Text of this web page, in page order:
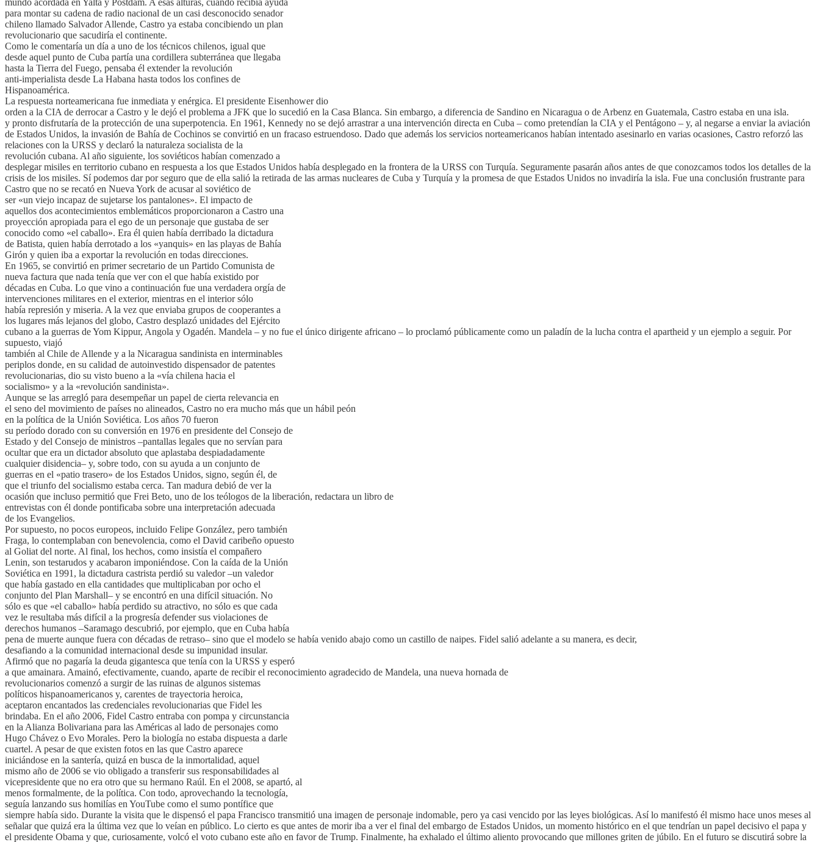
para montar su cadena de radio nacional de un casi desconocido senador
chileno llamado Salvador Allende, Castro ya estaba concibiendo un plan
revolucionario que sacudiría el continente.
Como le comentaría un día a uno de los técnicos chilenos, igual que
desde aquel punto de Cuba partía una cordillera subterránea que llegaba
hasta la Tierra del Fuego, pensaba él extender la revolución
anti-imperialista desde La Habana hasta todos los confines de
Hispanoamérica.
La respuesta norteamericana fue inmediata y enérgica. El presidente Eisenhower dio
orden a la CIA de derrocar a Castro y le dejó el problema a JFK que lo sucedió en la Casa Blanca. Sin embargo, a diferencia de Sandino en Nicaragua o de Arbenz en Guatemala, Castro estaba en una isla.
y pronto disfrutaría de la protección de una superpotencia. En 1961, Kennedy no se dejó arrastrar a una intervención directa en Cuba – como pretendían la CIA y el Pentágono – y, al negarse a enviar la aviación
de Estados Unidos, la invasión de Bahía de Cochinos se convirtió en un fracaso estruendoso. Dado que además los servicios norteamericanos habían intentado asesinarlo en varias ocasiones, Castro reforzó las
relaciones con la URSS y declaró la naturaleza socialista de la
revolución cubana. Al año siguiente, los soviéticos habían comenzado a
desplegar misiles en territorio cubano en respuesta a los que Estados Unidos había desplegado en la frontera de la URSS con Turquía. Seguramente pasarán años antes de que conozcamos todos los detalles de la
crisis de los misiles. Sí podemos dar por seguro que de ella salió la retirada de las armas nucleares de Cuba y Turquía y la promesa de que Estados Unidos no invadiría la isla. Fue una conclusión frustrante para
Castro que no se recató en Nueva York de acusar al soviético de
ser «un viejo incapaz de sujetarse los pantalones». El impacto de
aquellos dos acontecimientos emblemáticos proporcionaron a Castro una
proyección apropiada para el ego de un personaje que gustaba de ser
conocido como «el caballo». Era él quien había derribado la dictadura
de Batista, quien había derrotado a los «yanquis» en las playas de Bahía
Girón y quien iba a exportar la revolución en todas direcciones.
En 1965, se convirtió en primer secretario de un Partido Comunista de
nueva factura que nada tenía que ver con el que había existido por
décadas en Cuba. Lo que vino a continuación fue una verdadera orgía de
intervenciones militares en el exterior, mientras en el interior sólo
había represión y miseria. A la vez que enviaba grupos de cooperantes a
los lugares más lejanos del globo, Castro desplazó unidades del Ejército
cubano a la guerras de Yom Kippur, Angola y Ogadén. Mandela – y no fue el único dirigente africano – lo proclamó públicamente como un paladín de la lucha contra el apartheid y un ejemplo a seguir. Por
supuesto, viajó
también al Chile de Allende y a la Nicaragua sandinista en interminables
periplos donde, en su calidad de autoinvestido dispensador de patentes
revolucionarias, dio su visto bueno a la «vía chilena hacia el
socialismo» y a la «revolución sandinista».
Aunque se las arregló para desempeñar un papel de cierta relevancia en
el seno del movimiento de países no alineados, Castro no era mucho más que un hábil peón
en la política de la Unión Soviética. Los años 70 fueron
su período dorado con su conversión en 1976 en presidente del Consejo de
Estado y del Consejo de ministros –pantallas legales que no servían para
ocultar que era un dictador absoluto que aplastaba despiadadamente
cualquier disidencia– y, sobre todo, con su ayuda a un conjunto de
guerras en el «patio trasero» de los Estados Unidos, signo, según él, de
que el triunfo del socialismo estaba cerca. Tan madura debió de ver la
ocasión que incluso permitió que Frei Beto, uno de los teólogos de la liberación, redactara un libro de
entrevistas con él donde pontificaba sobre una interpretación adecuada
de los Evangelios.
Por supuesto, no pocos europeos, incluido Felipe González, pero también
Fraga, lo contemplaban con benevolencia, como el David caribeño opuesto
al Goliat del norte. Al final, los hechos, como insistía el compañero
Lenin, son testarudos y acabaron imponiéndose. Con la caída de la Unión
Soviética en 1991, la dictadura castrista perdió su valedor –un valedor
que había gastado en ella cantidades que multiplicaban por ocho el
conjunto del Plan Marshall– y se encontró en una difícil situación. No
sólo es que «el caballo» había perdido su atractivo, no sólo es que cada
vez le resultaba más difícil a la progresía defender sus violaciones de
derechos humanos –Saramago descubrió, por ejemplo, que en Cuba había
pena de muerte aunque fuera con décadas de retraso– sino que el modelo se había venido abajo como un castillo de naipes. Fidel salió adelante a su manera, es decir,
desafiando a la comunidad internacional desde su impunidad insular.
Afirmó que no pagaría la deuda gigantesca que tenía con la URSS y esperó
a que amainara. Amainó, efectivamente, cuando, aparte de recibir el reconocimiento agradecido de Mandela, una nueva hornada de
revolucionarios comenzó a surgir de las ruinas de algunos sistemas
políticos hispanoamericanos y, carentes de trayectoria heroica,
aceptaron encantados las credenciales revolucionarias que Fidel les
brindaba. En el año 2006, Fidel Castro entraba con pompa y circunstancia
en la Alianza Bolivariana para las Américas al lado de personajes como
Hugo Chávez o Evo Morales. Pero la biología no estaba dispuesta a darle
cuartel. A pesar de que existen fotos en las que Castro aparece
iniciándose en la santería, quizá en busca de la inmortalidad, aquel
mismo año de 2006 se vio obligado a transferir sus responsabilidades al
vicepresidente que no era otro que su hermano Raúl. En el 2008, se apartó, al
menos formalmente, de la política. Con todo, aprovechando la tecnología,
seguía lanzando sus homilías en YouTube como el sumo pontífice que
siempre había sido. Durante la visita que le dispensó el papa Francisco transmitió una imagen de personaje indomable, pero ya casi vencido por las leyes biológicas. Así lo manifestó él mismo hace unos meses al
señalar que quizá era la última vez que lo veían en público. Lo cierto es que antes de morir iba a ver el final del embargo de Estados Unidos, un momento histórico en el que tendrían un papel decisivo el papa y
el presidente Obama y que, curiosamente, volcó el voto cubano este año en favor de Trump. Finalmente, ha exhalado el último aliento provocando que millones griten de júbilo. En el futuro se discutirá sobre la